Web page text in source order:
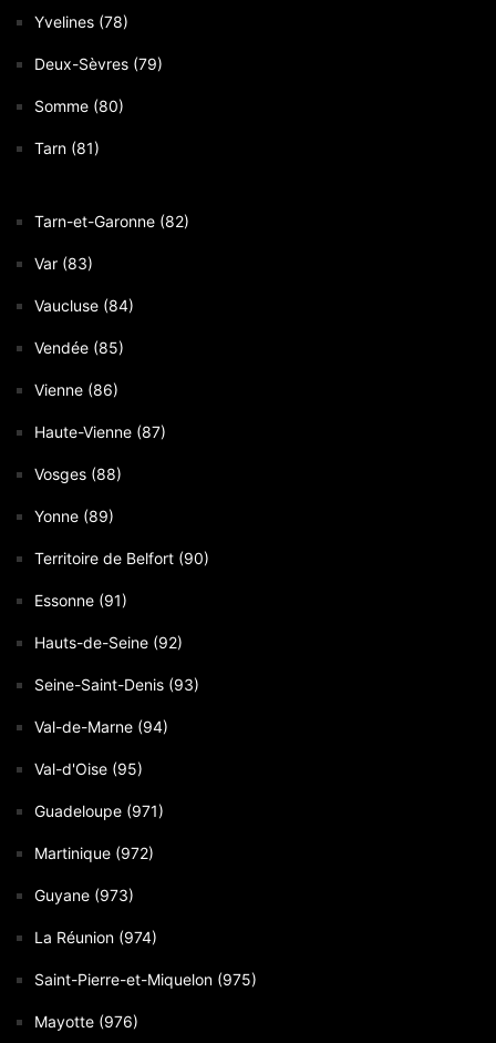
Yvelines (78)
Deux-Sèvres (79)
Somme (80)
Tarn (81)
Tarn-et-Garonne (82)
Var (83)
Vaucluse (84)
Vendée (85)
Vienne (86)
Haute-Vienne (87)
Vosges (88)
Yonne (89)
Territoire de Belfort (90)
Essonne (91)
Hauts-de-Seine (92)
Seine-Saint-Denis (93)
Val-de-Marne (94)
Val-d'Oise (95)
Guadeloupe (971)
Martinique (972)
Guyane (973)
La Réunion (974)
Saint-Pierre-et-Miquelon (975)
Mayotte (976)